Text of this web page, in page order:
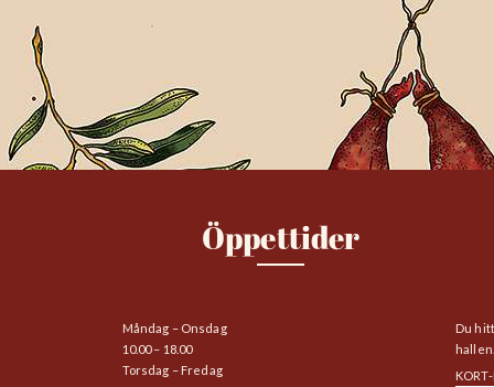
Öppettider
Måndag – Onsdag
10.00 – 18.00
Torsdag – Fredag
Du